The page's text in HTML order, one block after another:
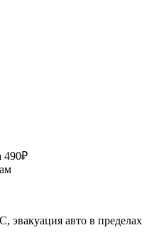
490₽
эвакуация авто в пределах